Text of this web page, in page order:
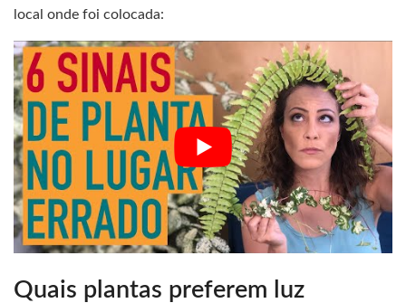
local onde foi colocada:
Quais plantas preferem luz